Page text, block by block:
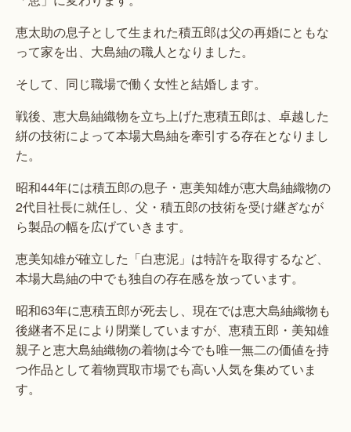
恵太助の息子として生まれた積五郎は父の再婚にともな
って家を出、大島紬の職人となりました。
そして、同じ職場で働く女性と結婚します。
戦後、恵大島紬織物を立ち上げた恵積五郎は、卓越した
絣の技術によって本場大島紬を牽引する存在となりまし
た。
昭和44年には積五郎の息子・恵美知雄が恵大島紬織物の
2代目社長に就任し、父・積五郎の技術を受け継ぎなが
ら製品の幅を広げていきます。
恵美知雄が確立した「白恵泥」は特許を取得するなど、
本場大島紬の中でも独自の存在感を放っています。
昭和63年に恵積五郎が死去し、現在では恵大島紬織物も
後継者不足により閉業していますが、恵積五郎・美知雄
親子と恵大島紬織物の着物は今でも唯一無二の価値を持
つ作品として着物買取市場でも高い人気を集めていま
す。